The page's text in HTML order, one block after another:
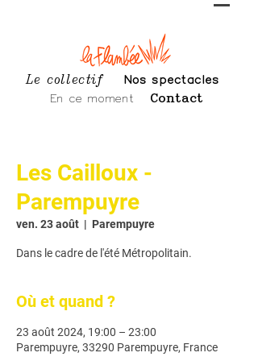
Le collectif
Nos spectacles
En ce moment
Contact
Les Cailloux -
Parempuyre
ven. 23 août
  |
Parempuyre
Dans le cadre de l'été Métropolitain.
Où et quand ?
23 août 2024, 19:00 – 23:00
Parempuyre, 33290 Parempuyre, France